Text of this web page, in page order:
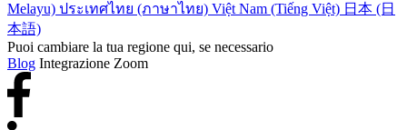
Melayu) ประเทศไทย (ภาษาไทย) Việt Nam (Tiếng Việt) 日本 (日
本語)
Puoi cambiare la tua regione qui, se necessario
Blog Integrazione Zoom